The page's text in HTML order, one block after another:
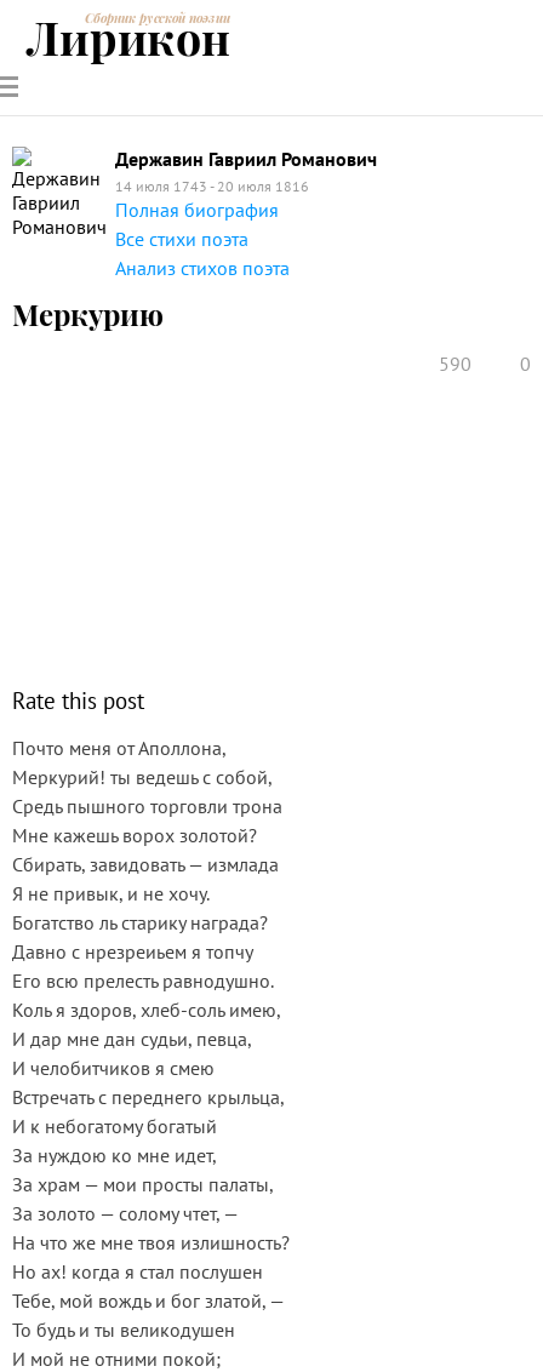
РУССКИЕ
ПОЭТЫ
СОВРЕМЕННИКИЭНЦИКЛОПЕДИЯ
ПОЭЗИИ
Сборник русской поэзии
Лирикон
Державин Гавриил Романович
14 июля 1743 - 20 июля 1816
Полная биография
Все стихи поэта
Анализ стихов поэта
Меркурию
590 0
Rate this post
Почто меня от Аполлона,
Меркурий! ты ведешь с собой,
Средь пышного торговли трона
Мне кажешь ворох золотой?
Сбирать, завидовать — измлада
Я не привык, и не хочу.
Богатство ль старику награда?
Давно с нрезреиьем я топчу
Его всю прелесть равнодушно.
Коль я здоров, хлеб-соль имею,
И дар мне дан судьи, певца,
И челобитчиков я смею
Встречать с переднего крыльца,
И к небогатому богатый
За нуждою ко мне идет,
За храм — мои просты палаты,
За золото — солому чтет, —
На что же мне твоя излишность?
Но ах! когда я стал послушен
Тебе, мой вождь и бог златой, —
То будь и ты великодушен
И мой не отними покой;